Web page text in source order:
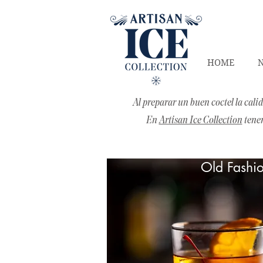
HOME
Al preparar un buen coctel la
EnArtisan Ice Collection
Old